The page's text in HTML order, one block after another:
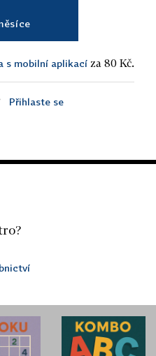
s mobilní aplikací za 80 Kč.
Přihlaste se